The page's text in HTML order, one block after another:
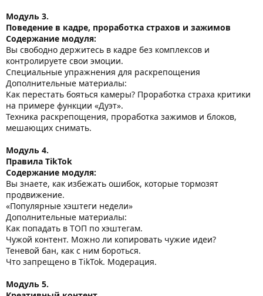
Модуль 3.
Поведение в кадре, проработка страхов и зажимов
Содержание модуля:
Вы свободно держитесь в кадре без комплексов и
контролируете свои эмоции.
Специальные упражнения для раскрепощения
Дополнительные материалы:
Как перестать бояться камеры? Проработка страха критики
на примере функции «Дуэт».
Техника раскрепощения, проработка зажимов и блоков,
мешающих снимать.
Модуль 4.
Правила TikTok
Содержание модуля:
Вы знаете, как избежать ошибок, которые тормозят
продвижение.
«Популярные хэштеги недели»
Дополнительные материалы:
Как попадать в ТОП по хэштегам.
Чужой контент. Можно ли копировать чужие идеи?
Теневой бан, как с ним бороться.
Что запрещено в TikTok. Модерация.
Модуль 5.